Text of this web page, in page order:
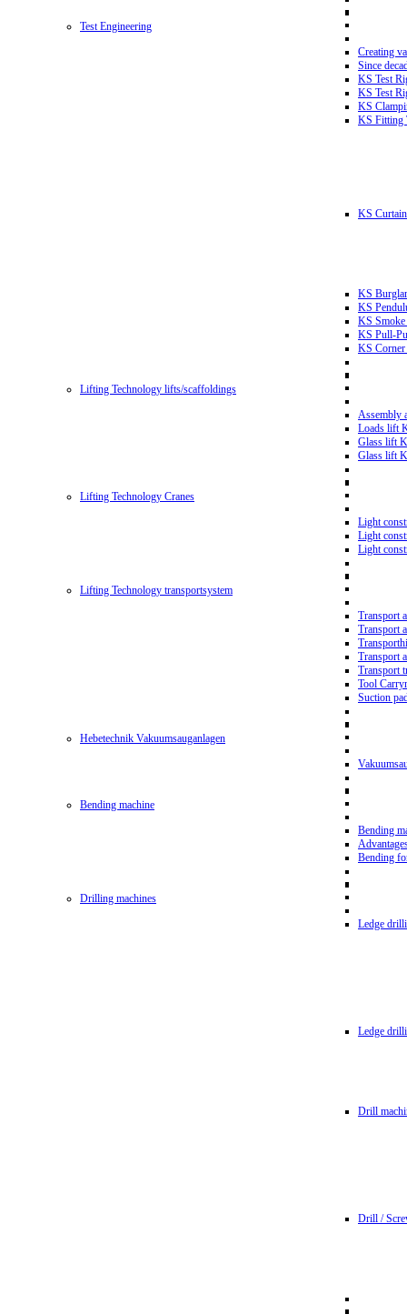
Test Engineering
Creating
Since
KS Test
KS Test
KS
KS Fitting
KS
KS
KS
KS Smoke
KS Pull-
KS Corner
Lifting Technology lifts/scaffoldings
Assembly
Loads lift
Glass lift
Glass lift
Lifting Technology Cranes
Light
Light
Light
Lifting Technology transportsystem
Transport
Transport
Transport
Transport
Tool
Suction
Hebetechnik Vakuumsauganlagen
Bending machine
Bending
Bending
Drilling machines
Ledge
Ledge
Drill
Drill /